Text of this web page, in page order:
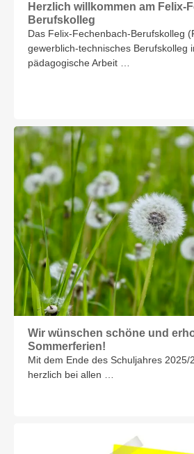
Herzlich willkommen am Felix-
Berufskolleg
Das Felix-Fechenbach-Berufskolleg
gewerblich-technisches Berufskolleg
pädagogische Arbeit …
Wir wünschen schöne und
Sommerferien!
Mit dem Ende des Schuljahres
herzlich bei allen …